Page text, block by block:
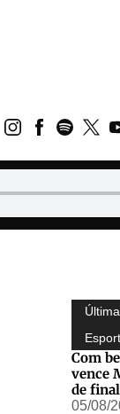
Com
vence
de
05/08/